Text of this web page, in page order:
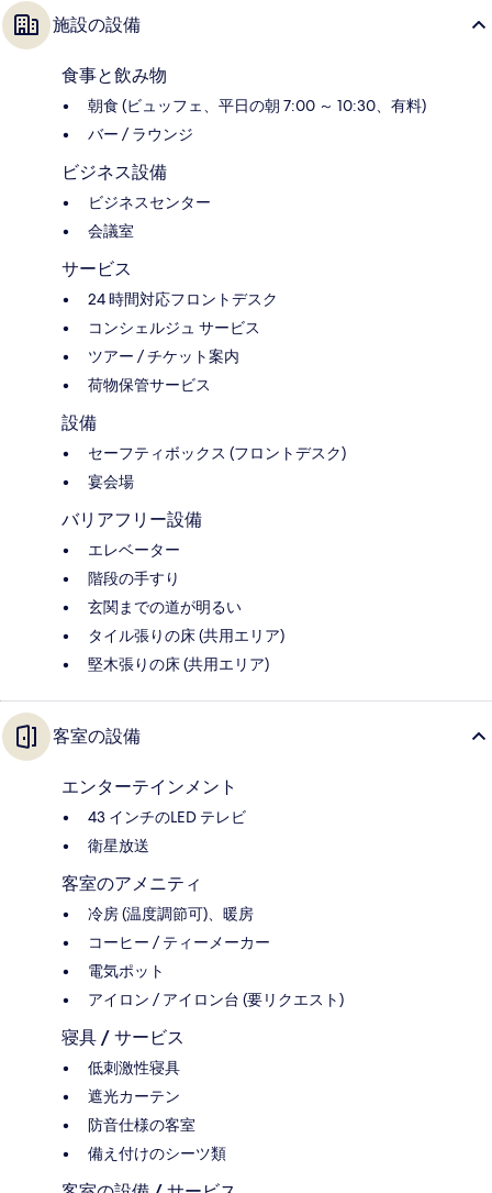
施設の設備
食事と飲み物
朝食 (ビュッフェ、平日の朝 7:00 ～ 10:30、有料)
バー / ラウンジ
ビジネス設備
ビジネスセンター
会議室
サービス
24 時間対応フロントデスク
コンシェルジュ サービス
ツアー / チケット案内
荷物保管サービス
設備
セーフティボックス (フロントデスク)
宴会場
バリアフリー設備
エレベーター
階段の手すり
玄関までの道が明るい
タイル張りの床 (共用エリア)
堅木張りの床 (共用エリア)
客室の設備
エンターテインメント
43 インチのLED テレビ
衛星放送
客室のアメニティ
冷房 (温度調節可)、暖房
コーヒー / ティーメーカー
電気ポット
アイロン / アイロン台 (要リクエスト)
寝具 / サービス
低刺激性寝具
遮光カーテン
防音仕様の客室
備え付けのシーツ類